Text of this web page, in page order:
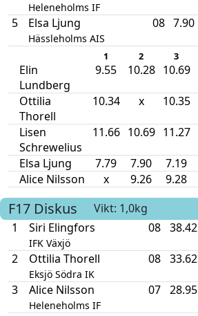
Heleneholms IF
5 Elsa Ljung
Hässleholms AIS
08 7.90
1 2 3
Elin
Lundberg
9.55 10.28 10.69
Ottilia
Thorell
10.34 x 10.35
Lisen
Schrewelius
11.66 10.69 11.27
Elsa Ljung 7.79 7.90 7.19
Alice Nilsson
x 9.26 9.28
F17 Diskus Vikt: 1,0kg
1
Siri Elingfors
IFK Växjö
08 38.42
2 Ottilia Thorell
Eksjö Södra IK
08 33.62
3 Alice Nilsson
Heleneholms IF
07 28.95